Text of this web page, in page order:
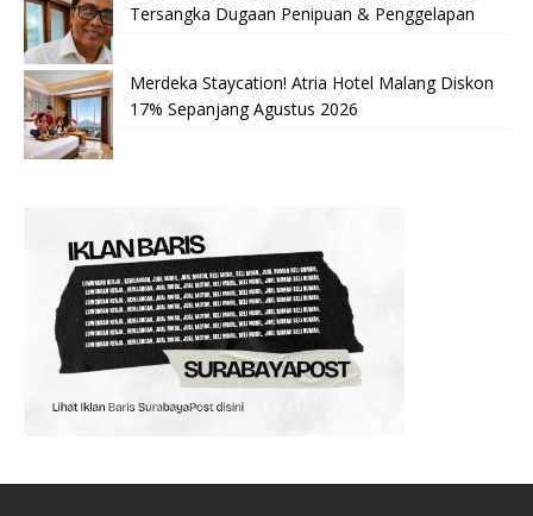
Tersangka Dugaan Penipuan & Penggelapan
Merdeka Staycation! Atria Hotel Malang Diskon
17% Sepanjang Agustus 2026